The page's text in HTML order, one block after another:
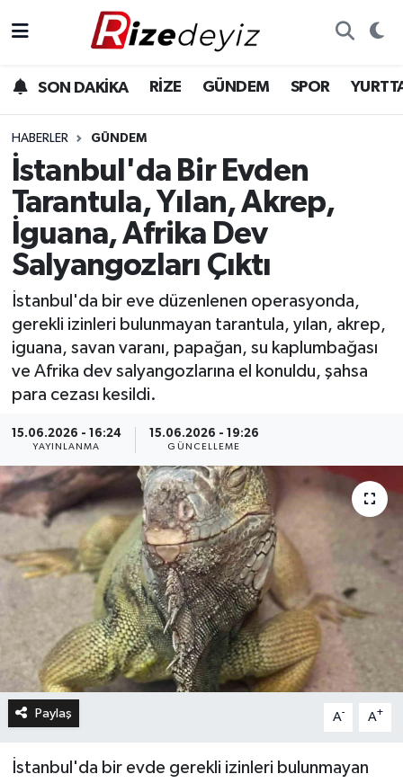
SON DAKİKA RİZE GÜNDEM SPOR
HABERLER GÜNDEM
İstanbul'da Bir Evden
Tarantula, Yılan, Akrep,
İguana, Afrika Dev
Salyangozları Çıktı
İstanbul'da bir eve düzenlenen operasyonda,
gerekli izinleri bulunmayan tarantula, yılan, akrep,
iguana, savan varanı, papağan, su kaplumbağası
ve Afrika dev salyangozlarına el konuldu, şahsa
para cezası kesildi.
15.06.2026 - 16:24
YAYINLANMA
15.06.2026 - 19:26
GÜNCELLEME
Paylaş A- A+
İstanbul'da bir evde gerekli izinleri bulunmayan
Gündem
Yurttan Haberler
Ekonomi
Teknoloji
Sağlık
Rize Hava Durumu
Rize Trafik Yoğunluk Haritası
Süper Lig Puan Durumu ve Fikstür
Tüm Manşetler
Son Dakika Haberleri
Haber Arşivi